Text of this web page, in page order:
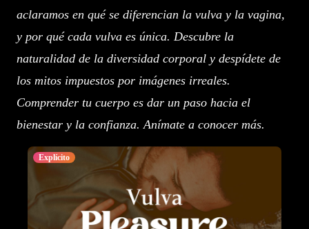
aclaramos en qué se diferencian la vulva y la vagina,
y por qué cada vulva es única. Descubre la
naturalidad de la diversidad corporal y despídete de
los mitos impuestos por imágenes irreales.
Comprender tu cuerpo es dar un paso hacia el
bienestar y la confianza. Anímate a conocer más.
Explícito